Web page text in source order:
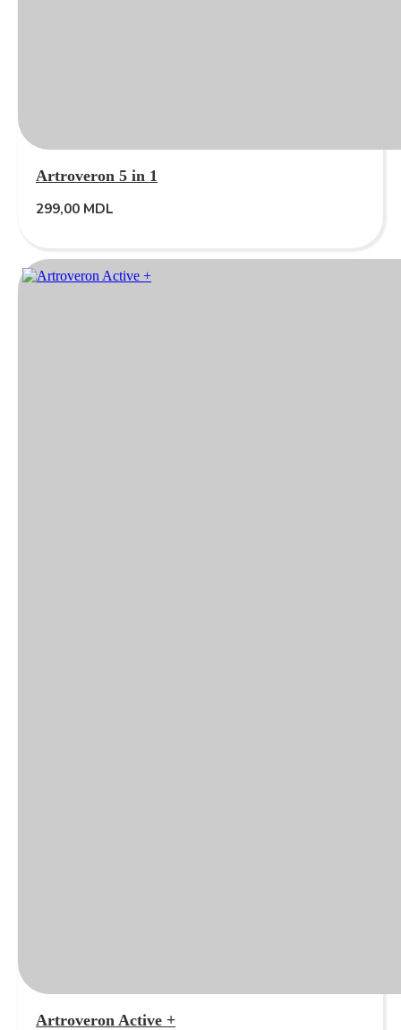
Artroveron 5 in 1
299,00 MDL
Artroveron Active +